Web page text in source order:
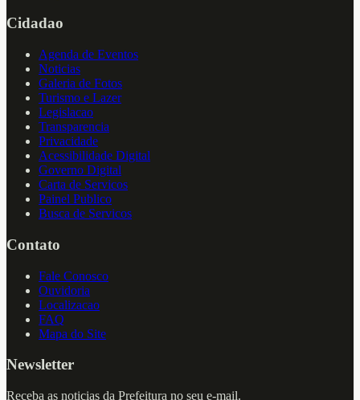
Cidadao
Agenda de Eventos
Noticias
Galeria de Fotos
Turismo e Lazer
Legislacao
Transparencia
Privacidade
Acessibilidade Digital
Governo Digital
Carta de Servicos
Painel Publico
Busca de Servicos
Contato
Fale Conosco
Ouvidoria
Localizacao
FAQ
Mapa do Site
Newsletter
Receba as noticias da Prefeitura no seu e-mail.